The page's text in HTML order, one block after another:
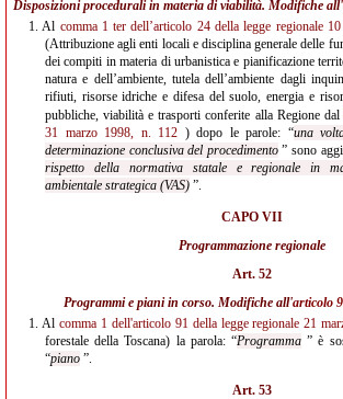
Disposizioni procedurali in materia di viabilità. Modifiche all'
1. Al comma 1 ter dell’articolo 24 della legge regionale
(Attribuzione agli enti locali e disciplina generale delle
dei compiti in materia di urbanistica e pianificazione
natura e dell’ambiente, tutela dell’ambiente dagli
rifiuti, risorse idriche e difesa del suolo, energia e
pubbliche, viabilità e trasporti conferite alla Regione dal
31 marzo 1998, n. 112 ) dopo le parole: “una
determinazione conclusiva del procedimento” sono
rispetto della normativa statale e regionale in
ambientale strategica (VAS) ”.
CAPO VII
Programmazione regionale
Art. 52
Programmi e piani in corso. Modifiche all'articolo
1. Al comma 1 dell'articolo 91 della legge regionale 21
forestale della Toscana) la parola: “Programma ” è
“piano ”.
Art. 53